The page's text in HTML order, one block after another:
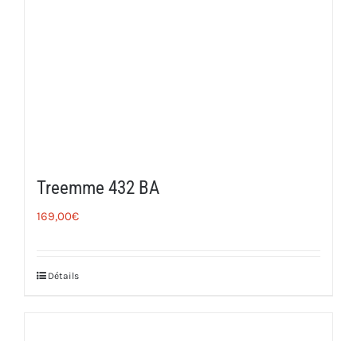
Treemme 432 BA
169,00€
Détails